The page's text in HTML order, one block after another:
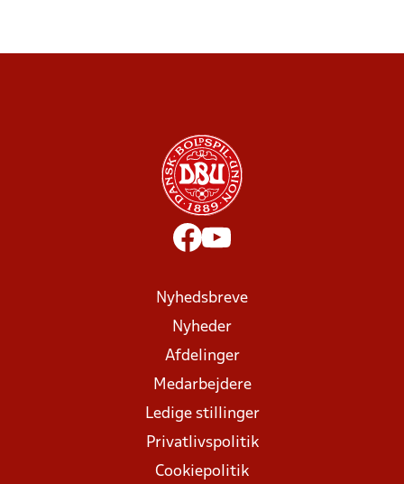
Nyhedsbreve
Nyheder
Afdelinger
Medarbejdere
Ledige stillinger
Privatlivspolitik
Cookiepolitik